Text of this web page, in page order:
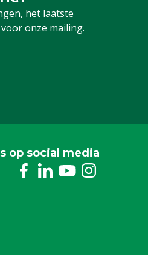
het laatste
onze mailing.
op social media